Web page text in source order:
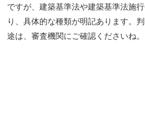
ですが、建築基準法や建築基準法施
り、具体的な種類が明記あります。
途は、審査機関にご確認くださいね。